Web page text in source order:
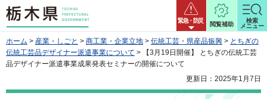
栃木県 緊急・防災
閲覧補助
検索
メニュー
ホーム > 産業・しごと > 商工業・企業立地 > 伝統工芸・県産品振興 > とちぎの
伝統工芸品デザイナー派遣事業について > 【3月19日開催】 とちぎの伝統工芸
品デザイナー派遣事業成果発表セミナーの開催について
更新日：2025年1月7日